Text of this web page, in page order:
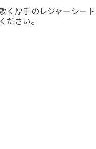
く厚手のレジャーシー
ださい。